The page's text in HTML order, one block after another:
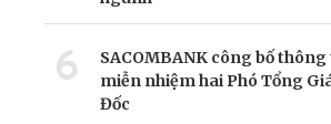
6
SACOMBANK công bố
miễn nhiệm hai Phó Tổng
Đốc